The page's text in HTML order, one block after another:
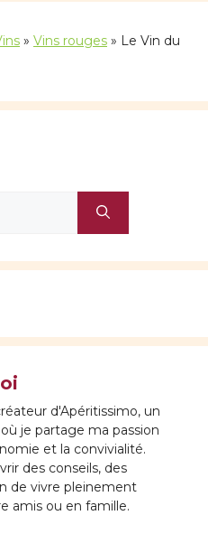
» Vins rouges » Le Vin du
d'Apéritissimo, un
je partage ma passion
et la convivialité.
des conseils, des
de vivre pleinement
amis ou en famille.